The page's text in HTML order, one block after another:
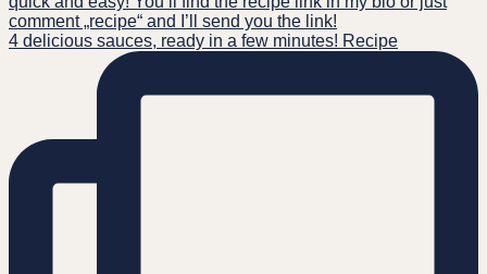
4 delicious sauces, ready in a few minutes! Recipe